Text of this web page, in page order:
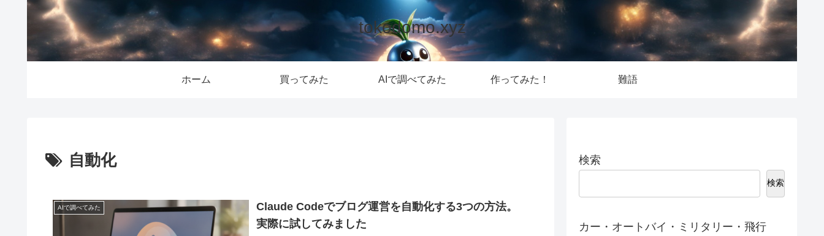
tokodomo.xyz
ホーム 買ってみた AIで調べてみた 作ってみた！ 難語
自動化
AIで調べてみた
Claude Codeでブログ運営を自動化する3つの方法。
実際に試してみました
検索
検索
カー・オートバイ・ミリタリー・飛行